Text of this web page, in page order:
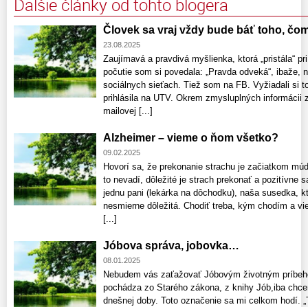
Ďalšie články od tohto blogera
Človek sa vraj vždy bude báť toho,
23.08.2025
Zaujímavá a pravdivá myšlienka, ktorá „pristála“
počutie som si povedala: „Pravda odveká“,
sociálnych sieťach. Tiež som na FB. Vyžiadali si
prihlásila na UTV. Okrem zmysluplných informácii
mailovej [...]
Alzheimer – vieme o ňom všetko?
09.02.2025
Hovorí sa, že prekonanie strachu je začiatkom
to nevadí, dôležité je strach prekonať a pozitívne
jednu pani (lekárka na dôchodku), naša susedka,
nesmierne dôležitá. Chodiť treba, kým chodím a
[...]
Jóbova správa, jobovka…
08.01.2025
Nebudem vás zaťažovať Jóbovým životným
pochádza zo Starého zákona, z knihy Jób,iba
dnešnej doby. Toto označenie sa mi celkom hodí.